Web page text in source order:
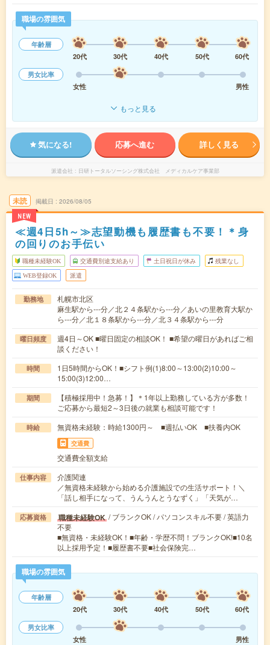
職場の雰囲気
年齢層
20代
30代 40代 50代
60代
男女比率
女性
男性
もっと見る
気になる! 応募へ進む 詳しく見る
派遣会社 日研トータルソーシング株式会社 メディカルケア事業部
未読
NEW
掲載日 2026/08/05
≪週4日5h～≫志望動機も履歴書も不要！＊身
の回りのお手伝い
職種未経験OK 交通費別途支給あり 土日祝日が休み 残業なし
WEB登録OK 派遣
勤務地
札幌市北区
麻生駅から---分／北２４条駅から---分／あいの里教育大駅か
ら---分／北１８条駅から---分／北３４条駅から---分
曜日頻度
週4日～OK ■曜日固定の相談OK！ ■希望の曜日があればご相
談ください！
時間
1日5時間からOK！■シフト例(1)8:00～13:00(2)10:00～
15:00(3)12:00…
期間
【積極採用中！急募！】＊1年以上勤務している方が多数！
ご応募から最短2～3日後の就業も相談可能です！
時給 無資格未経験：時給1300円～ ■週払いOK ■扶養内OK
交通費
交通費全額支給
仕事内容
介護関連
／無資格未経験から始める介護施設での生活サポート！＼
「話し相手になって、うんうんとうなずく」「天気が…
応募資格 職種未経験OK / ブランクOK / パソコンスキル不要 / 英語力
不要
■無資格・未経験OK！■年齢・学歴不問！ブランクOK!■10名
以上採用予定！■履歴書不要■社会保険完…
職場の雰囲気
年齢層
20代
30代 40代 50代
60代
男女比率
女性
男性